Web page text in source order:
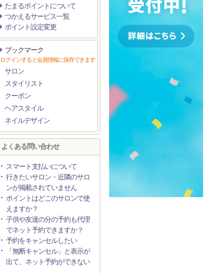
たまるポイントについて
つかえるサービス一覧
ポイント設定変更
ブックマーク
ログインすると会員情報に保存できます
サロン
スタイリスト
クーポン
ヘアスタイル
ネイルデザイン
よくある問い合わせ
スマート支払いについて
行きたいサロン・近隣のサロ
ンが掲載されていません
ポイントはどこのサロンで使
えますか？
子供や友達の分の予約も代理
でネット予約できますか？
予約をキャンセルしたい
「無断キャンセル」と表示が
出て、ネット予約ができない